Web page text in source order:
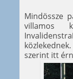
Mindössze
villamos
szerint itt